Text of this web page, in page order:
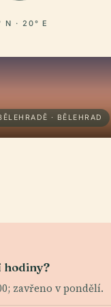
N · 20° E
· BĚLEHRAD
hodiny?
zavřeno v pondělí.